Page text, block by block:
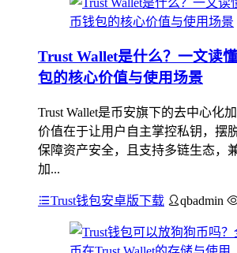
Trust Wallet是什么？一文读
包的核心价值与使用场景
Trust Wallet是币安旗下的去中心化
价值在于让用户自主掌控私钥，摆
保障资产安全，且支持多链生态，
加...
Trust钱包安卓版下载 qbadmin